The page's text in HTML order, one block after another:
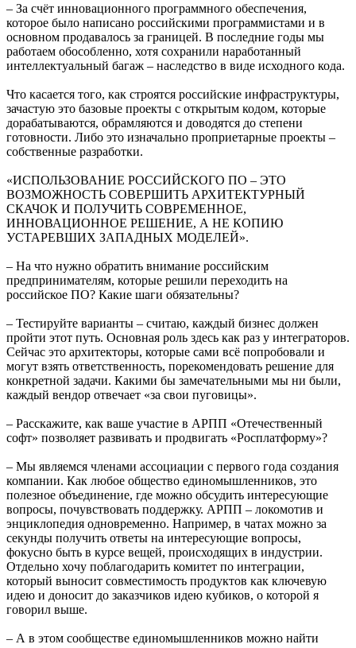
– За счёт инновационного программного обеспечения,
которое было написано российскими программистами и в
основном продавалось за границей. В последние годы мы
работаем обособленно, хотя сохранили наработанный
интеллектуальный багаж – наследство в виде исходного кода.
Что касается того, как строятся российские инфраструктуры,
зачастую это базовые проекты с открытым кодом, которые
дорабатываются, обрамляются и доводятся до степени
готовности. Либо это изначально проприетарные проекты –
собственные разработки.
«ИСПОЛЬЗОВАНИЕ РОССИЙСКОГО ПО – ЭТО
ВОЗМОЖНОСТЬ СОВЕРШИТЬ АРХИТЕКТУРНЫЙ
СКАЧОК И ПОЛУЧИТЬ СОВРЕМЕННОЕ,
ИННОВАЦИОННОЕ РЕШЕНИЕ, А НЕ КОПИЮ
УСТАРЕВШИХ ЗАПАДНЫХ МОДЕЛЕЙ».
– На что нужно обратить внимание российским
предпринимателям, которые решили переходить на
российское ПО? Какие шаги обязательны?
– Тестируйте варианты – считаю, каждый бизнес должен
пройти этот путь. Основная роль здесь как раз у интеграторов.
Сейчас это архитекторы, которые сами всё попробовали и
могут взять ответственность, порекомендовать решение для
конкретной задачи. Какими бы замечательными мы ни были,
каждый вендор отвечает «за свои пуговицы».
– Расскажите, как ваше участие в АРПП «Отечественный
софт» позволяет развивать и продвигать «Росплатформу»?
– Мы являемся членами ассоциации с первого года создания
компании. Как любое общество единомышленников, это
полезное объединение, где можно обсудить интересующие
вопросы, почувствовать поддержку. АРПП – локомотив и
энциклопедия одновременно. Например, в чатах можно за
секунды получить ответы на интересующие вопросы,
фокусно быть в курсе вещей, происходящих в индустрии.
Отдельно хочу поблагодарить комитет по интеграции,
который выносит совместимость продуктов как ключевую
идею и доносит до заказчиков идею кубиков, о которой я
говорил выше.
– А в этом сообществе единомышленников можно найти